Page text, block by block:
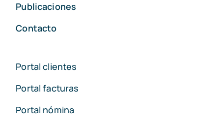
Publicaciones
Contacto
Portal clientes
Portal facturas
Portal nómina